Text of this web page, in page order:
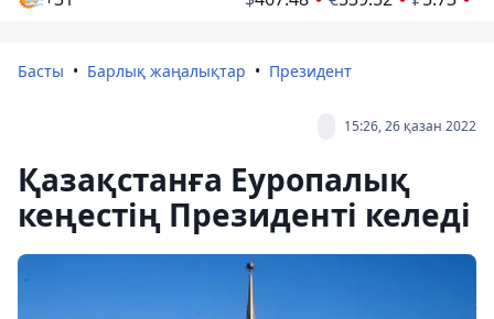
Басты Барлық жаңалықтар Президент
15:26, 26 қазан 2022
Қазақстанға Еуропалық
кеңестің Президенті келеді